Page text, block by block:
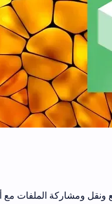
مع أي شخص.